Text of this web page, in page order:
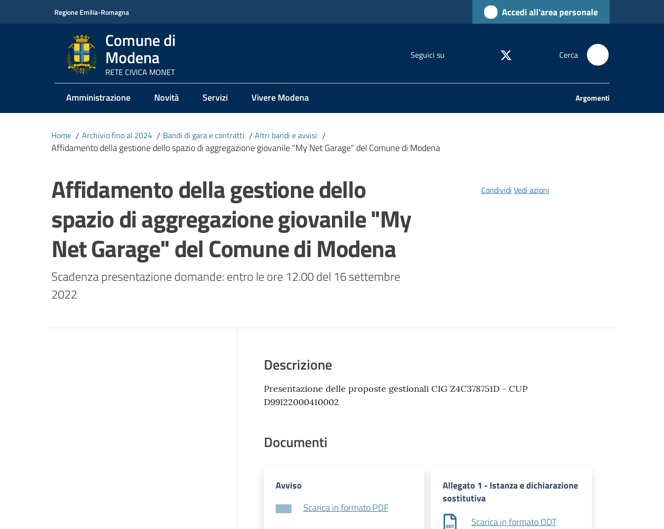
Regione Emilia-Romagna Accedi all'area personale
Comune di
Modena
RETE CIVICA MONET
Seguici su Cerca
Amministrazione Novità Servizi Vivere Modena Argomenti
Home / Archivio fino al 2024 / Bandi di gara e contratti / Altri bandi e avvisi /
Affidamento della gestione dello spazio di aggregazione giovanile "My Net Garage" del Comune di Modena
Affidamento della gestione dello
spazio di aggregazione giovanile "My
Net Garage" del Comune di Modena
Scadenza presentazione domande: entro le ore 12.00 del 16 settembre
2022
Condividi Vedi azioni
Descrizione
Presentazione delle proposte gestionali CIG Z4C378751D - CUP
D99I22000410002
Documenti
Avviso
Scarica in formato PDF
Allegato 1 - Istanza e dichiarazione
sostitutiva
Scarica in formato ODT